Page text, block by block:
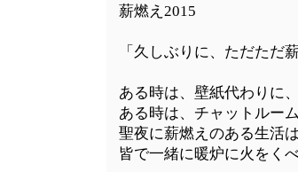
薪燃え2015
「久しぶりに、ただただ
ある時は、壁紙代わりに、
ある時は、チャットルー
聖夜に薪燃えのある生活
皆で一緒に暖炉に火をく